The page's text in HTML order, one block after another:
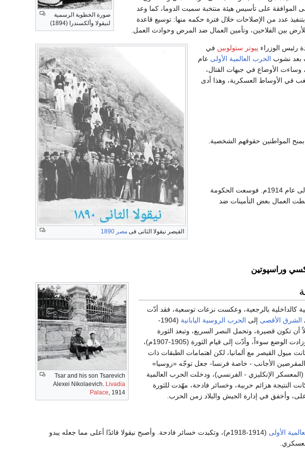
صورة الخطوبة الرسمية
لنيقولا وألكسندرا (1894)
القيصر نيقولا الثانى فى مصر 1890
الموافقة على تأسيس هيئة منتخبة سميت الدوما، كما وعد
عدد من الإصلاحات خلال فترة حكمه منها: توسيع قاعدة
للأرض بين الفلاحين، وتأمين العمال ضد المرض وحوادث العمل.
رئيس الوزراء پيوتر ستولوبين في
الحرب العالمية الأولى عام
وساءت الأوضاع في جبهات القتال،
في الأوساط العسكرية، وهذا أدى
المواطنين حقوقهم الشخصية.
بدأت حكومة نقولا في تنفيذ عدد من الإصلاحات المهمة من عام 1906 إلى عام 1914م. فوسعت الحكومة
العمال بعض التأمينات ضد
وراسپوتين
Tsar and his son Tsarevich
Alexei Nikolaevich. Livadia
Palace , 1914
كالداخلية بالرجعية، وعكست نزعات توسعية، فقد أدّت
الشرق الأقصى إلى الحرب الروسية اليابانية
(1904-
أن تكون قصيرة، وتحمل النصر السريع، وتبعد الثورة
المؤكّدة، لكنّها أتت بالهزيمة، وزادت الوضع سوءاً، وأدّت إلى قيام الثورة (1905-1907م)،
ميول القيصر مع ألمانيا، لكن اهتمامات الطبقات ذات
المقرضين الأجانب - خاصة فرنسا- جعل توجّه «روسيا»
الإنكليزي - الفرنسي)، ودخلت الحرب العالمية
وكانت النتيجة هزائم حربية، وخسائر فادحة، مهّدت للثورة
وأخفق في إدارة الجيش والبلاد زمن الحرب.
الأولى
(1914-1918م)، وتكبدت خسائر فادحة. وأصبح نيقولا قائدًا أعلى مما جعله يبدو